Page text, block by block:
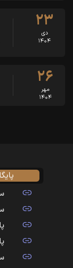
۲۳
دی
۱۴۰۴
۲۶
مهر
۱۴۰۴